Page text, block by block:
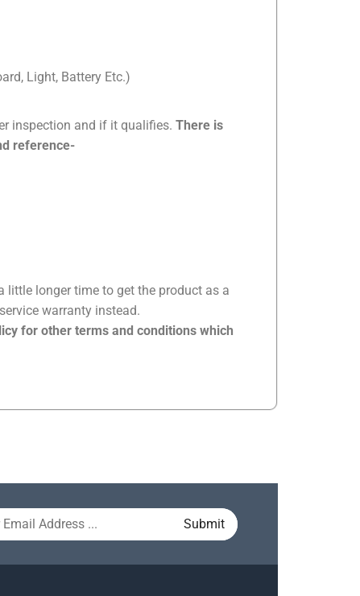
Light, Battery Etc.)
inspection and if it qualifies. There is
reference-
little longer time to get the product as a
warranty instead.
for other terms and conditions which